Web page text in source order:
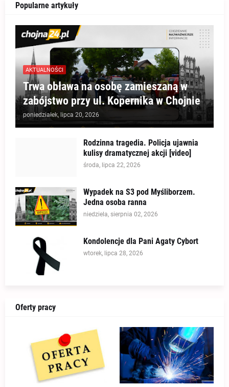
Popularne artykuły
AKTUALNOŚCI
Trwa obława na osobę zamieszaną w
zabójstwo przy ul. Kopernika w Chojnie
poniedziałek, lipca 20, 2026
Rodzinna tragedia. Policja ujawnia
kulisy dramatycznej akcji [video]
środa, lipca 22, 2026
Wypadek na S3 pod Myśliborzem.
Jedna osoba ranna
niedziela, sierpnia 02, 2026
Kondolencje dla Pani Agaty Cybort
wtorek, lipca 28, 2026
Oferty pracy